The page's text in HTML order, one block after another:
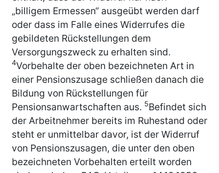
„billigem Ermessen“ ausgeübt werden darf
oder dass im Falle eines Widerrufes die
gebildeten Rückstellungen dem
Versorgungszweck zu erhalten sind.
4Vorbehalte der oben bezeichneten Art in
einer Pensionszusage schließen danach die
Bildung von Rückstellungen für
Pensionsanwartschaften aus. 5Befindet sich
der Arbeitnehmer bereits im Ruhestand oder
steht er unmittelbar davor, ist der Widerruf
von Pensionszusagen, die unter den oben
bezeichneten Vorbehalten erteilt worden